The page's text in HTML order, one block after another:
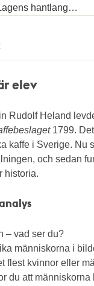
hantlang…
elev
Rudolf Heland
1799.
kaffe i Sverige. Nu
och sedan
historia.
– vad ser du?
människorna i
flest kvinnor eller
du att människorna